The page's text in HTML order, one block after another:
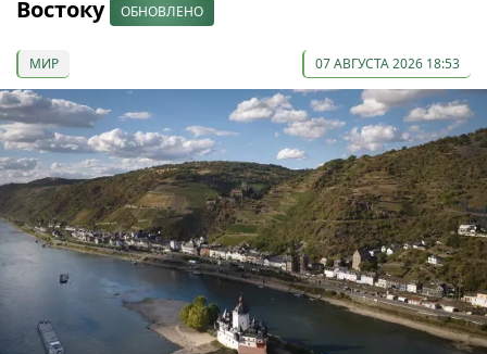
Востоку
ОБНОВЛЕНО
МИР 07 АВГУСТА 2026 18:53